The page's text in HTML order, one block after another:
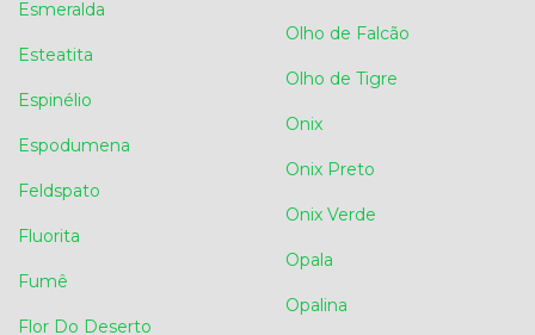
Esmeralda
Esteatita
Espinélio
Espodumena
Feldspato
Fluorita
Fumê
Flor Do Deserto
Olho de Falcão
Olho de Tigre
Onix
Onix Preto
Onix Verde
Opala
Opalina